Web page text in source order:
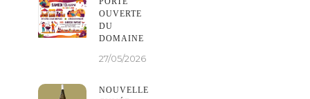
OUVERTE
DU
DOMAINE
27/05/2026
NOUVELLE